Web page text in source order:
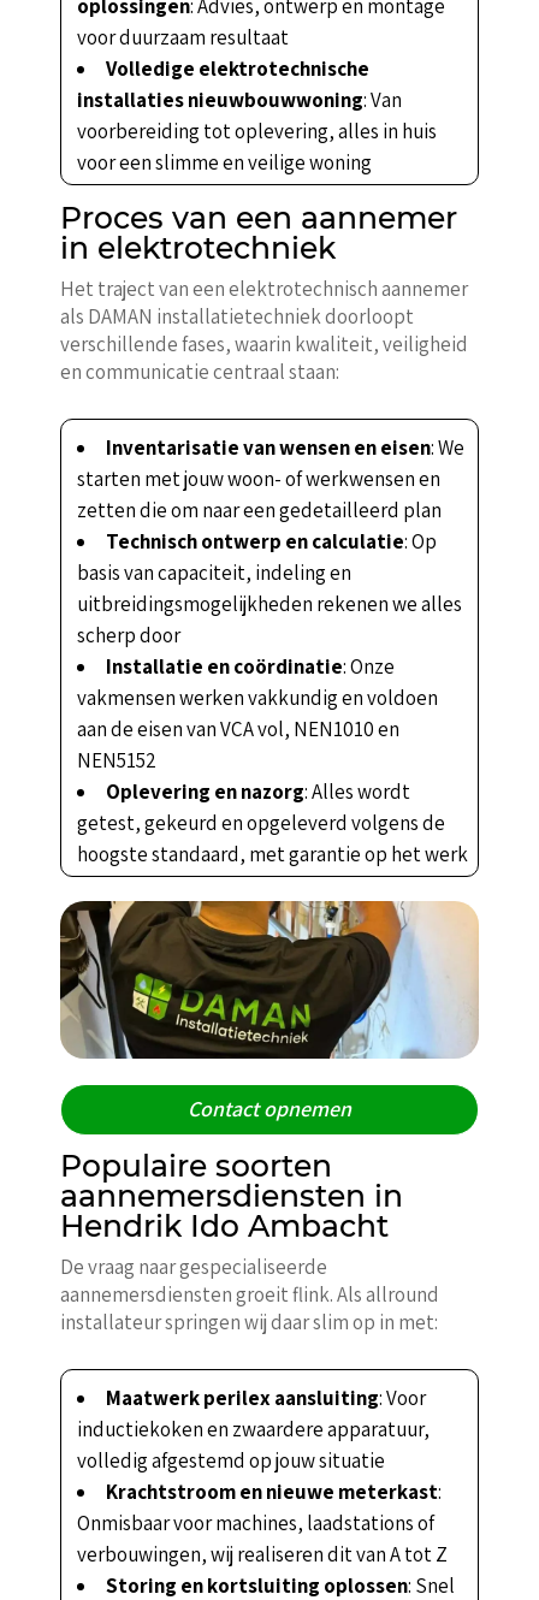
oplossingen: Advies, ontwerp en montage
voor duurzaam resultaat
Volledige elektrotechnische
installaties nieuwbouwwoning: Van
voorbereiding tot oplevering, alles in huis
voor een slimme en veilige woning
Proces van een aannemer
in elektrotechniek
Het traject van een elektrotechnisch aannemer
als DAMAN installatietechniek doorloopt
verschillende fases, waarin kwaliteit, veiligheid
en communicatie centraal staan:
Inventarisatie van wensen en eisen: We
starten met jouw woon- of werkwensen en
zetten die om naar een gedetailleerd plan
Technisch ontwerp en calculatie: Op
basis van capaciteit, indeling en
uitbreidingsmogelijkheden rekenen we alles
scherp door
Installatie en coördinatie: Onze
vakmensen werken vakkundig en voldoen
aan de eisen van VCA vol, NEN1010 en
NEN5152
Oplevering en nazorg: Alles wordt
getest, gekeurd en opgeleverd volgens de
hoogste standaard, met garantie op het werk
Contact opnemen
Populaire soorten
aannemersdiensten in
Hendrik Ido Ambacht
De vraag naar gespecialiseerde
aannemersdiensten groeit flink. Als allround
installateur springen wij daar slim op in met:
Maatwerk perilex aansluiting: Voor
inductiekoken en zwaardere apparatuur,
volledig afgestemd op jouw situatie
Krachtstroom en nieuwe meterkast:
Onmisbaar voor machines, laadstations of
verbouwingen, wij realiseren dit van A tot Z
Storing en kortsluiting oplossen: Snel